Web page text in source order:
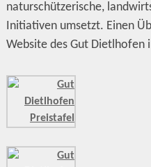
naturschützerische,
Initiativen umsetzt. Einen
Website des Gut Dietlhofen